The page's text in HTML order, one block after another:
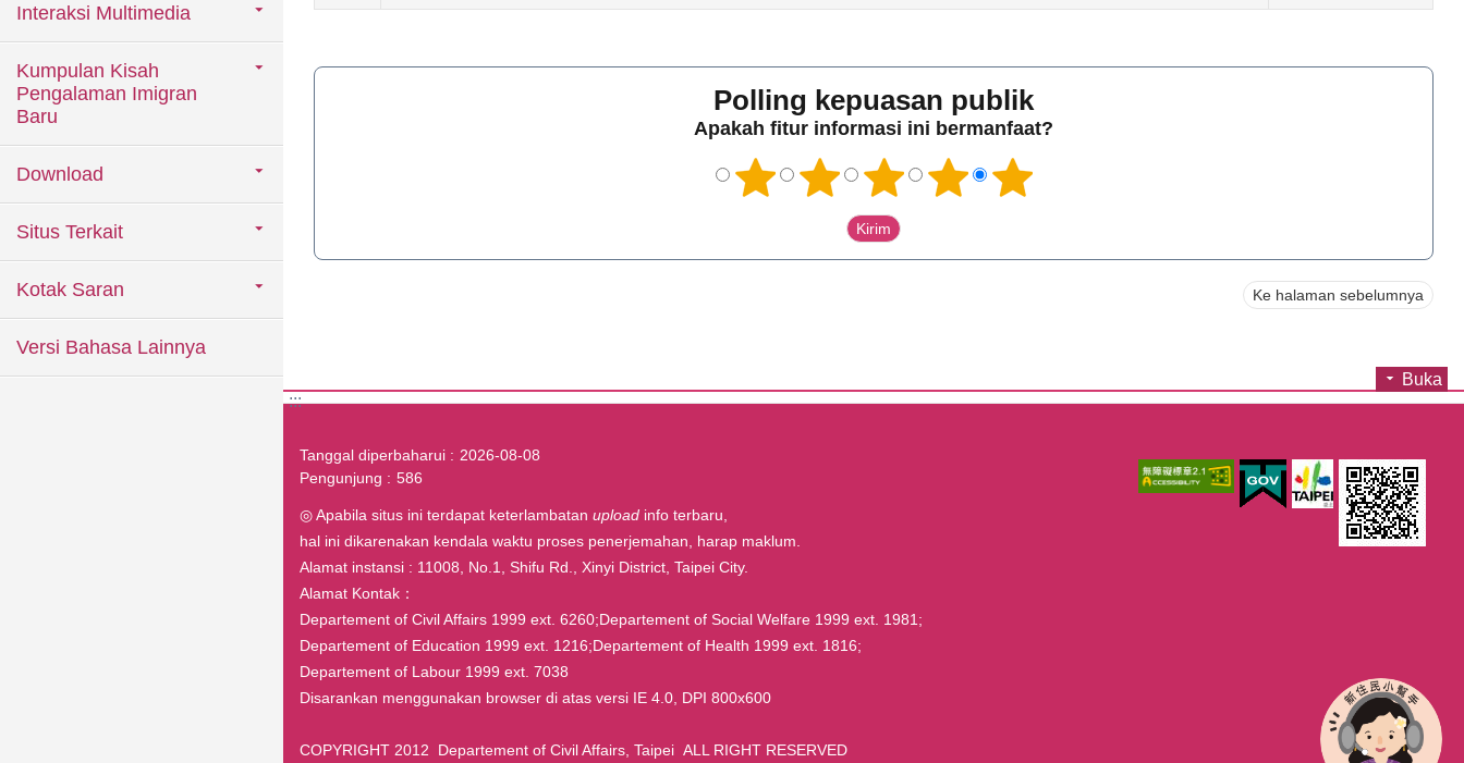
Interaksi Multimedia
Kumpulan Kisah
Pengalaman Imigran
Baru
Download
Situs Terkait
Kotak Saran
Versi Bahasa Lainnya
Polling kepuasan publik
Apakah fitur informasi ini bermanfaat?
Ke halaman sebelumnya
Buka
:::
Tanggal diperbaharui
2026-08-08
Pengunjung
586
◎ Apabila situs ini terdapat keterlambatan upload info terbaru,
hal ini dikarenakan kendala waktu proses penerjemahan, harap maklum.
Alamat instansi : 11008, No.1, Shifu Rd., Xinyi District, Taipei City.
Alamat Kontak：
Departement of Civil Affairs 1999 ext. 6260;Departement of Social Welfare 1999 ext. 1981;
Departement of Education 1999 ext. 1216;Departement of Health 1999 ext. 1816;
Departement of Labour 1999 ext. 7038
Disarankan menggunakan browser di atas versi IE 4.0, DPI 800x600
COPYRIGHT 2012 Departement of Civil Affairs, Taipei ALL RIGHT RESERVED